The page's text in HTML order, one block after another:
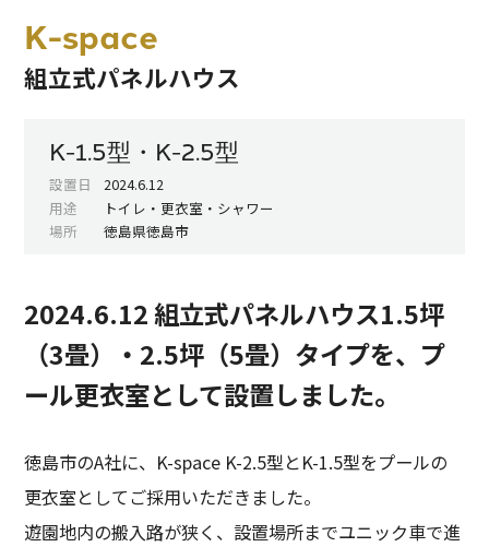
K-space
組立式パネルハウス
K-1.5型・K-2.5型
設置日
2024.6.12
用途
トイレ・更衣室・シャワー
場所
徳島県徳島市
2024.6.12 組立式パネルハウス1.5坪
（3畳）・2.5坪（5畳）タイプを、プ
ール更衣室として設置しました。
徳島市のA社に、K-space K-2.5型とK-1.5型をプールの
更衣室としてご採用いただきました。
遊園地内の搬入路が狭く、設置場所までユニック車で進